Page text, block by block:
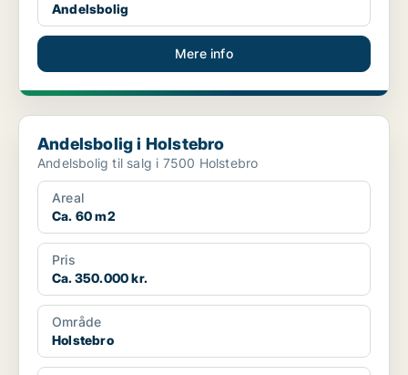
Andelsbolig
Mere info
Andelsbolig i Holstebro
Andelsbolig i Holstebro
Andelsbolig til salg i 7500 Holstebro
Areal
Ca. 60 m2
Pris
Ca. 350.000 kr.
Område
Holstebro